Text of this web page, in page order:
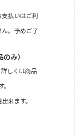
払いはご利
。予めご了
み）
しくは商品
来ます。